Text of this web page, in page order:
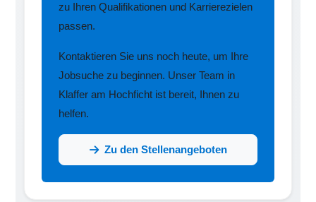
zu Ihren Qualifikationen und Karrierezielen
passen.
Kontaktieren Sie uns noch heute, um Ihre
Jobsuche zu beginnen. Unser Team in
Klaffer am Hochficht ist bereit, Ihnen zu
helfen.
Zu den Stellenangeboten